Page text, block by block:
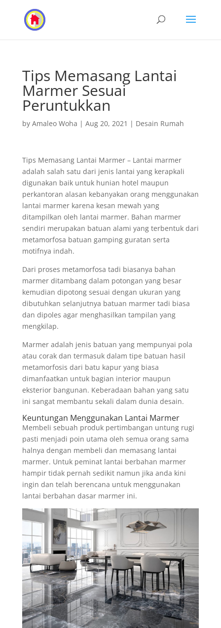
Tips Memasang Lantai
Marmer Sesuai
Peruntukkan
by Amaleo Woha | Aug 20, 2021 | Desain Rumah
Tips Memasang Lantai Marmer – Lantai marmer
adalah salah satu dari jenis lantai yang kerapkali
digunakan baik untuk hunian hotel maupun
perkantoran alasan kebanyakan orang menggunakan
lantai marmer karena kesan mewah yang
ditampilkan oleh lantai marmer. Bahan marmer
sendiri merupakan batuan alami yang terbentuk dari
metamorfosa batuan gamping guratan serta
motifnya indah.
Dari proses metamorfosa tadi biasanya bahan
marmer ditambang dalam potongan yang besar
kemudian dipotong sesuai dengan ukuran yang
dibutuhkan selanjutnya batuan marmer tadi biasa
dan dipoles agar menghasilkan tampilan yang
mengkilap.
Marmer adalah jenis batuan yang mempunyai pola
atau corak dan termasuk dalam tipe batuan hasil
metamorfosis dari batu kapur yang biasa
dimanfaatkan untuk bagian interior maupun
eksterior bangunan. Keberadaan bahan yang satu
ini sangat membantu sekali dalam dunia desain.
Keuntungan Menggunakan Lantai Marmer
Membeli sebuah produk pertimbangan untung rugi
pasti menjadi poin utama oleh semua orang sama
halnya dengan membeli dan memasang lantai
marmer. Untuk peminat lantai berbahan marmer
hampir tidak pernah sedikit namun jika anda kini
ingin dan telah berencana untuk menggunakan
lantai berbahan dasar marmer ini.